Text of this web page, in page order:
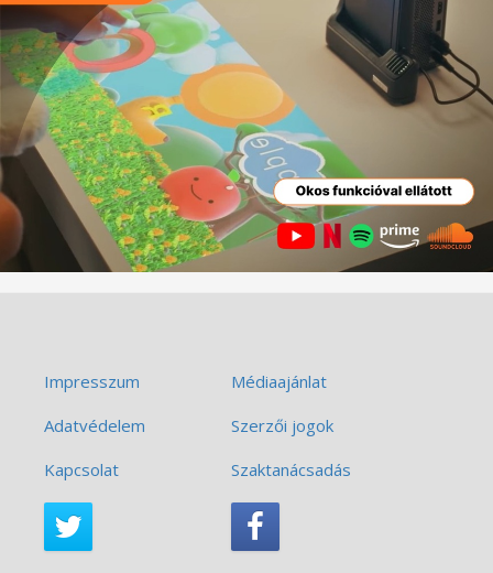
Impresszum
Médiaajánlat
Adatvédelem
Szerzői jogok
Kapcsolat
Szaktanácsadás